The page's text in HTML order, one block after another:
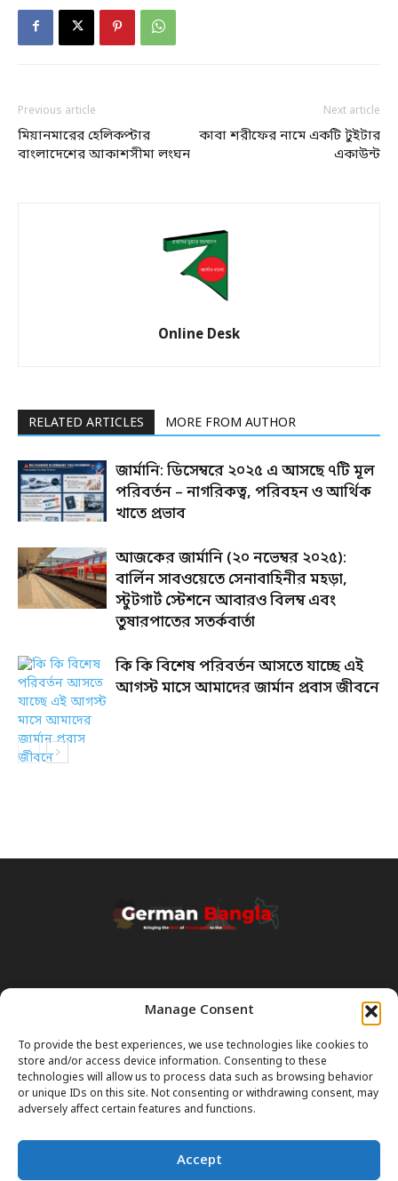
Manage Consent
To provide the best experiences, we use technologies like cookies to
store and/or access device information. Consenting to these
technologies will allow us to process data such as browsing behavior
or unique IDs on this site. Not consenting or withdrawing consent, may
adversely affect certain features and functions.
Accept
Previous article
মিয়ানমারের হেলিকপ্টার
বাংলাদেশের আকাশসীমা লংঘন
Next article
কাবা শরীফের নামে একটি টুইটার
একাউন্ট
Online Desk
RELATED ARTICLES MORE FROM AUTHOR
জার্মানি: ডিসেম্বরে ২০২৫ এ আসছে ৭টি মূল
পরিবর্তন – নাগরিকত্ব, পরিবহন ও আর্থিক
খাতে প্রভাব
আজকের জার্মানি (২০ নভেম্বর ২০২৫):
বার্লিন সাবওয়েতে সেনাবাহিনীর মহড়া,
স্টুটগার্ট স্টেশনে আবারও বিলম্ব এবং
তুষারপাতের সতর্কবার্তা
কি কি বিশেষ পরিবর্তন আসতে যাচ্ছে এই
আগস্ট মাসে আমাদের জার্মান প্রবাস জীবনে
Transparency & Disclaimer:
Some content and images on this site are generated with the
assistance of Artificial Intelligence (AI). While we strive for accuracy, AI
can occasionally produce incorrect or outdated information.
Please Note:The content on GermanBangla.com is intended solely
professional advice. Always verify official rules (Visas, Laws, Taxes)
with government authorities before taking action.